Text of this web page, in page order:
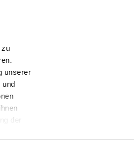
zu
unserer
und
der